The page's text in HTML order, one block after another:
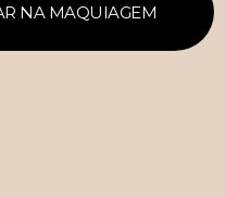
NA MAQUIAGEM